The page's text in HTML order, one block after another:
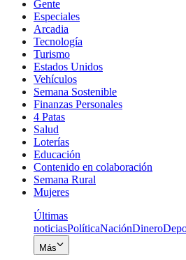
Gente
Especiales
Arcadia
Tecnología
Turismo
Estados Unidos
Vehículos
Semana Sostenible
Finanzas Personales
4 Patas
Salud
Loterías
Educación
Contenido en colaboración
Semana Rural
Mujeres
Últimas
noticiasPolíticaNaciónDinero
Más